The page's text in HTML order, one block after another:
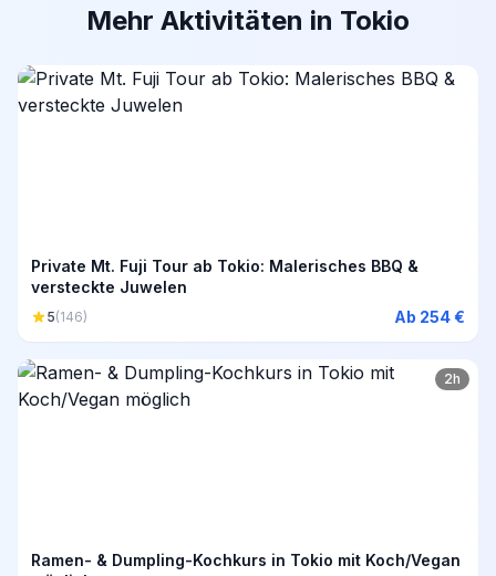
Mehr Aktivitäten in Tokio
Private Mt. Fuji Tour ab Tokio: Malerisches BBQ &
versteckte Juwelen
5(146) Ab 254 €
2h
Ramen- & Dumpling-Kochkurs in Tokio mit Koch/Vegan